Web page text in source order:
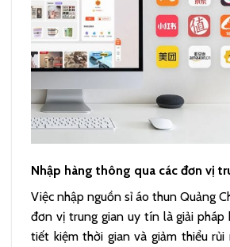
Nhập hàng thông qua các đơn vị
Việc nhập nguồn sỉ áo thun Quảng
đơn vị trung gian uy tín là giải pháp
tiết kiệm thời gian và giảm thiểu